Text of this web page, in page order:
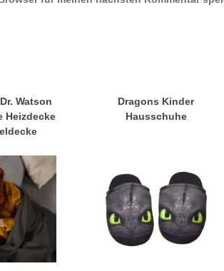
Watson
Heizdecke
Dragons Kinder
Hausschuhe